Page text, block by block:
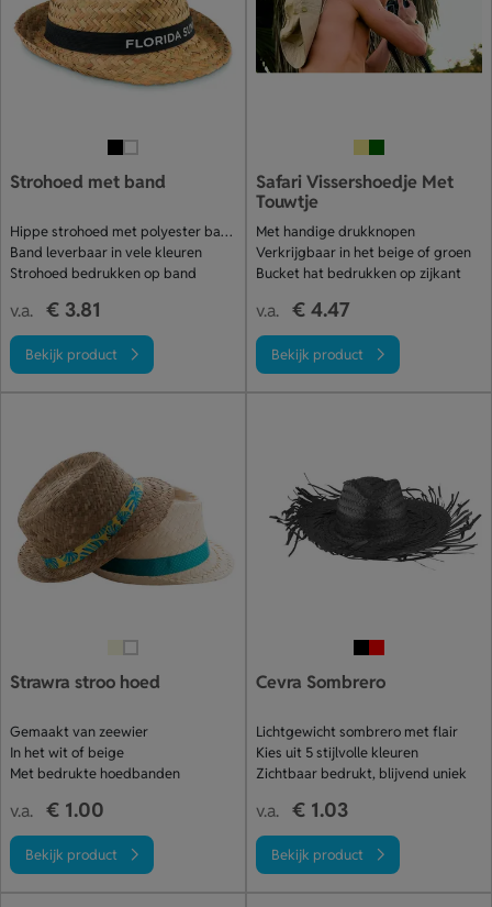
Strohoed met band
Hippe strohoed met polyester band
Band leverbaar in vele kleuren
Strohoed bedrukken op band
v.a. € 3.81
Bekijk product
Safari Vissershoedje Met
Touwtje
Met handige drukknopen
Verkrijgbaar in het beige of groen
Bucket hat bedrukken op zijkant
v.a. € 4.47
Bekijk product
Strawra stroo hoed
Gemaakt van zeewier
In het wit of beige
Met bedrukte hoedbanden
v.a. € 1.00
Bekijk product
Cevra Sombrero
Lichtgewicht sombrero met flair
Kies uit 5 stijlvolle kleuren
Zichtbaar bedrukt, blijvend uniek
v.a. € 1.03
Bekijk product